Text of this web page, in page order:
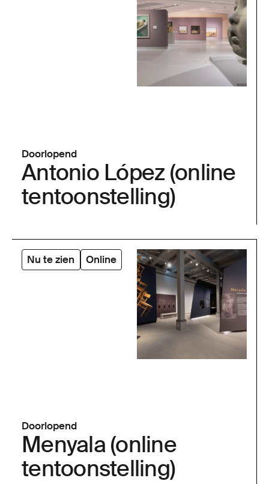
Doorlopend
Antonio López (online
tentoonstelling)
Nu te zien Online
Doorlopend
Menyala (online
tentoonstelling)